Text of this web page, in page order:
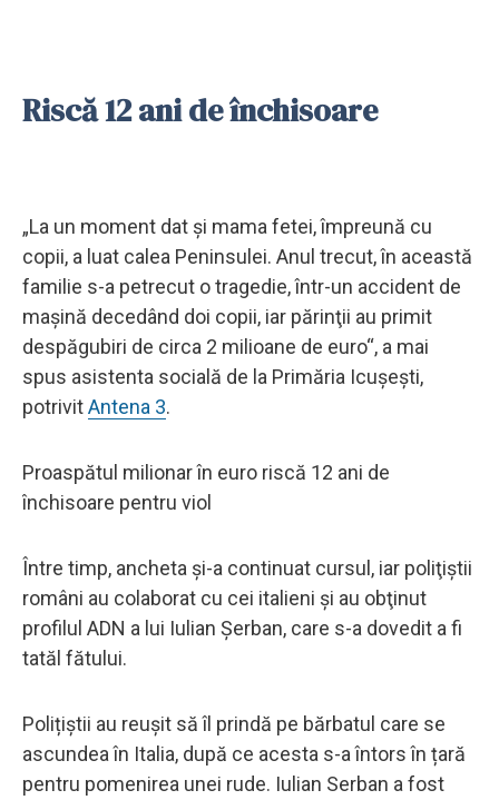
Riscă 12 ani de închisoare
„La un moment dat şi mama fetei, împreună cu
copii, a luat calea Peninsulei. Anul trecut, în această
familie s-a petrecut o tragedie, într-un accident de
maşină decedând doi copii, iar părinţii au primit
despăgubiri de circa 2 milioane de euro“, a mai
spus asistenta socială de la Primăria Icuşeşti,
potrivitAntena 3.
Proaspătul milionar în euro riscă 12 ani de
închisoare pentru viol
Între timp, ancheta şi-a continuat cursul, iar poliţiştii
români au colaborat cu cei italieni şi au obţinut
profilul ADN a lui Iulian Şerban, care s-a dovedit a fi
tatăl fătului.
Polițiștii au reușit să îl prindă pe bărbatul care se
ascundea în Italia, după ce acesta s-a întors în țară
pentru pomenirea unei rude. Iulian Serban a fost